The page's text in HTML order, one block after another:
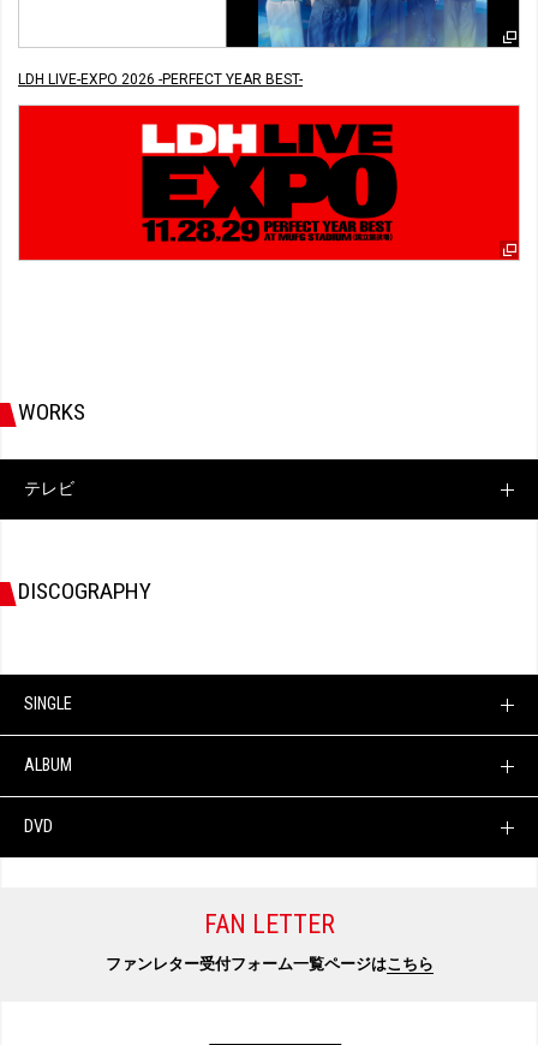
LDH LIVE-EXPO 2026 -PERFECT YEAR BEST-
WORKS
テレビ
DISCOGRAPHY
SINGLE
ALBUM
DVD
FAN LETTER
ファンレター受付フォーム一覧ページはこちら